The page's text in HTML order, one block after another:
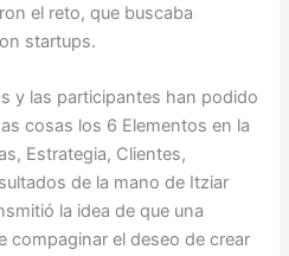
el reto, que buscaba
startups.
y las participantes han podido
cosas los 6 Elementos en la
Estrategia, Clientes,
de la mano de Itziar
la idea de que una
compaginar el deseo de crear